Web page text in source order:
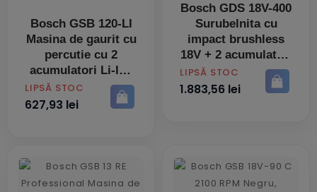
Bosch GSB 120-LI
Masina de gaurit cu
percutie cu 2
acumulatori Li-Ion
12 V 2Ah 30Nm +
Set 23 accesorii
PRET
LIPSĂ STOC
627,93 lei
Bosch GDS 18V-400
Surubelnita cu
impact brushless
18V + 2 acumulatori
Li-Ion 2Ah si 5Ah
400Nm + Valiza +
PRET
LIPSĂ STOC
1.883,56 lei